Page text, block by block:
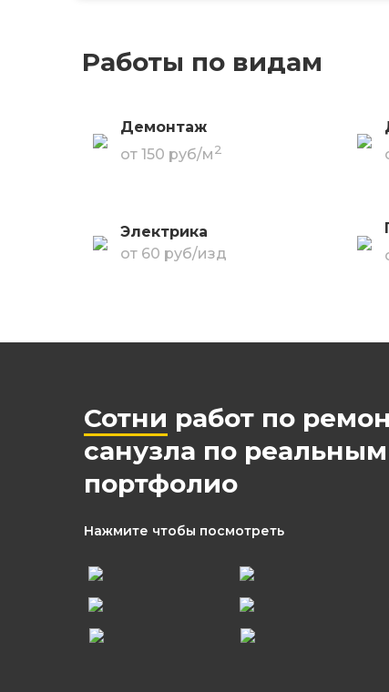
Работы по видам
Демонтаж
от 150 руб/м2
Электрика
от 60 руб/изд
Сотни работ по
санузла по
портфолио
Нажмите чтобы посмотреть